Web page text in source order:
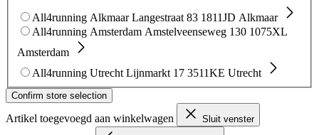
All4running Alkmaar Langestraat 83 1811JD Alkmaar
All4running Amsterdam Amstelveenseweg 130 1075XL
Amsterdam
All4running Utrecht Lijnmarkt 17 3511KE Utrecht
Confirm store selection
Artikel toegevoegd aan winkelwagen Sluit venster